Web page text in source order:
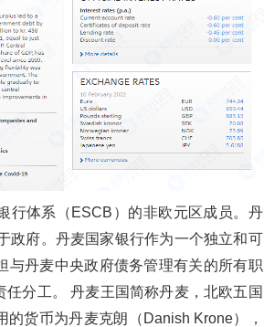
行体系（ESCB）的非欧元区成员。丹
政府。丹麦国家银行作为一个独立和可
与丹麦中央政府债务管理有关的所有职
分工。 丹麦王国简称丹麦，北欧五国
货币为丹麦克朗（Danish Krone），